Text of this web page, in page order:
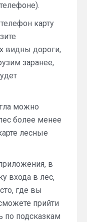
карту
видны дороги,
заранее,
можно
более менее
лесные
в
входа в лес,
где вы
прийти
по подсказкам